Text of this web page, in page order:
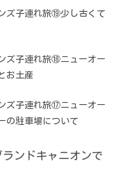
ズ子連れ旅⑲少し古くて
ズ子連れ旅⑱ニューオー
お土産
ズ子連れ旅⑰ニューオー
の駐車場について
ンドキャニオンで